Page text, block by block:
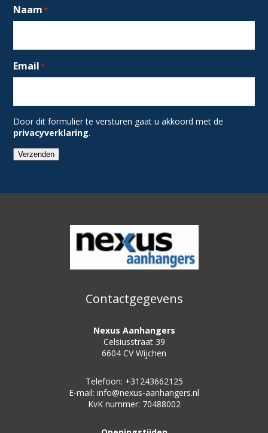
Naam*
Email*
Door dit formulier te versturen gaat u akkoord met de
privacyverklaring.
Verzenden
Contactgegevens
Nexus Aanhangers
Celsiusstraat 39
6604 CV Wijchen
Telefoon: +31243662125
E-mail: info@nexus-aanhangers.nl
KvK nummer: 70488002